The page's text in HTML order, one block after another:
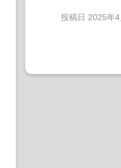
投稿日 2025年